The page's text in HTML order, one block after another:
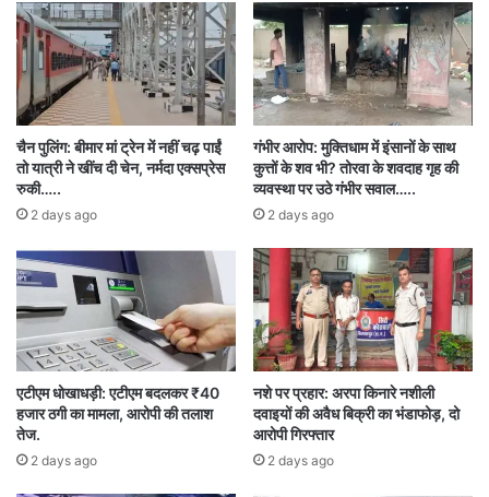
Online Frod
चैन पुलिंग: बीमार मां ट्रेन में नहीं चढ़ पाईं
तो यात्री ने खींच दी चेन, नर्मदा एक्सप्रेस
रुकी…..
2 days ago
गंभीर आरोप: मुक्तिधाम में इंसानों के साथ
कुत्तों के शव भी? तोरवा के शवदाह गृह की
व्यवस्था पर उठे गंभीर सवाल…..
2 days ago
एटीएम धोखाधड़ी: एटीएम बदलकर ₹40
हजार ठगी का मामला, आरोपी की तलाश
तेज.
2 days ago
नशे पर प्रहार: अरपा किनारे नशीली
दवाइयों की अवैध बिक्री का भंडाफोड़, दो
आरोपी गिरफ्तार
2 days ago